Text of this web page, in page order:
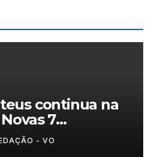
continua na
7
Portugal
- VO